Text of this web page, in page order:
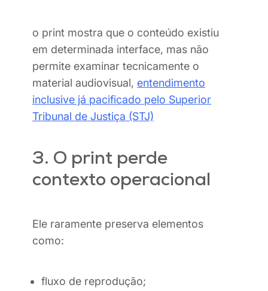
o print mostra que o conteúdo existiu
em determinada interface, mas não
permite examinar tecnicamente o
material audiovisual, entendimento
inclusive já pacificado pelo Superior
Tribunal de Justiça (STJ)
3. O print perde
contexto operacional
Ele raramente preserva elementos
como:
fluxo de reprodução;